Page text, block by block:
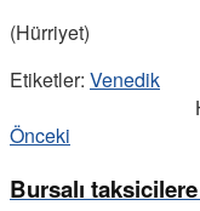
(Hürriyet)
Etiketler: Venedik
Önceki
Bursalı